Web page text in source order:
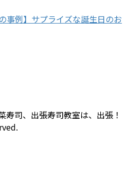
事例】サプライズな誕生日のお
司、出張寿司教室は、出張！